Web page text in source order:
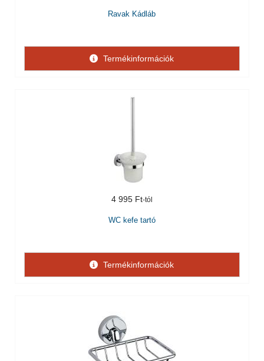
Ravak Kádláb
Termékinformációk
4 995 Ft
WC kefe tartó
Termékinformációk